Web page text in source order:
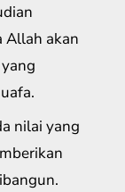
Allah akan
nilai yang